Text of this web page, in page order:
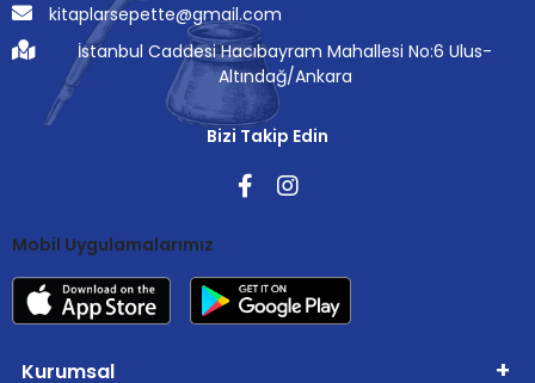
kitaplarsepette@gmail.com
İstanbul Caddesi Hacıbayram Mahallesi No:6 Ulus-
Altındağ/Ankara
Bizi Takip Edin
Mobil Uygulamalarımız
Kurumsal